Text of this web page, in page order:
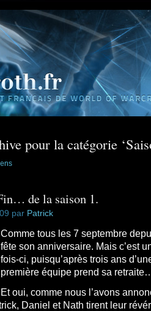
pour la catégorie
de la saison 1.
par Patrick
Comme tous les 7 septembre
fête son anniversaire. Mais c’est
fois-ci, puisqu’après trois ans
première équipe prend sa
Et oui, comme nous l’avons
Daniel et Nath tirent leur